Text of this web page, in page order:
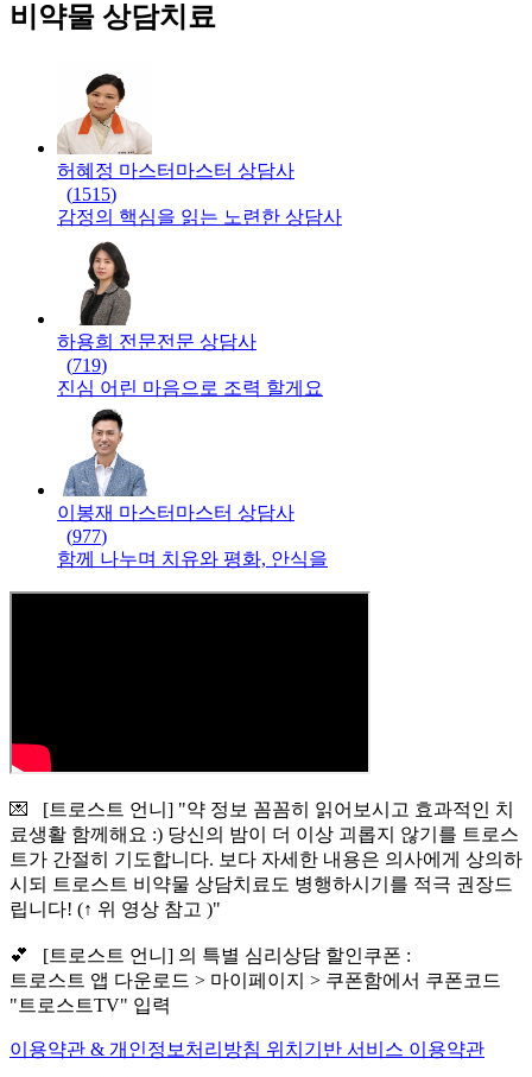
비약물 상담치료
허혜정 마스터 마스터 상담사
(1515)
감정의 핵심을 읽는 노련한 상담사
하용희 전문전문 상담사
(719)
진심 어린 마음으로 조력 할게요
이봉재 마스터 마스터 상담사
(977)
함께 나누며 치유와 평화, 안식을
💌 [트로스트 언니] "약 정보 꼼꼼히 읽어보시고 효과적인 치
료생활 함께해요 :) 당신의 밤이 더 이상 괴롭지 않기를 트로스
트가 간절히 기도합니다. 보다 자세한 내용은 의사에게 상의하
시되 트로스트 비약물 상담치료도 병행하시기를 적극 권장드
립니다! (↑ 위 영상 참고 )"
💕 [트로스트 언니] 의 특별 심리상담 할인쿠폰 :
트로스트 앱 다운로드 > 마이페이지 > 쿠폰함에서 쿠폰코드
"트로스트TV" 입력
이용약관 & 개인정보처리방침 위치기반 서비스 이용약관